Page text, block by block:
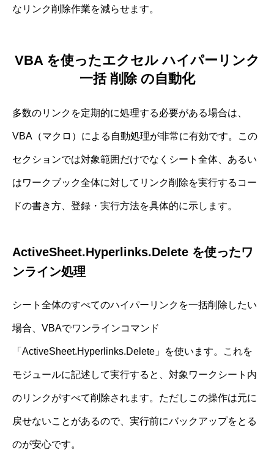
なリンク削除作業を減らせます。
VBA を使ったエクセル ハイパーリンク
一括 削除 の自動化
多数のリンクを定期的に処理する必要がある場合は、
VBA（マクロ）による自動処理が非常に有効です。この
セクションでは対象範囲だけでなくシート全体、あるい
はワークブック全体に対してリンク削除を実行するコー
ドの書き方、登録・実行方法を具体的に示します。
ActiveSheet.Hyperlinks.Delete を使ったワ
ンライン処理
シート全体のすべてのハイパーリンクを一括削除したい
場合、VBAでワンラインコマンド
「ActiveSheet.Hyperlinks.Delete」を使います。これを
モジュールに記述して実行すると、対象ワークシート内
のリンクがすべて削除されます。ただしこの操作は元に
戻せないことがあるので、実行前にバックアップをとる
のが安心です。